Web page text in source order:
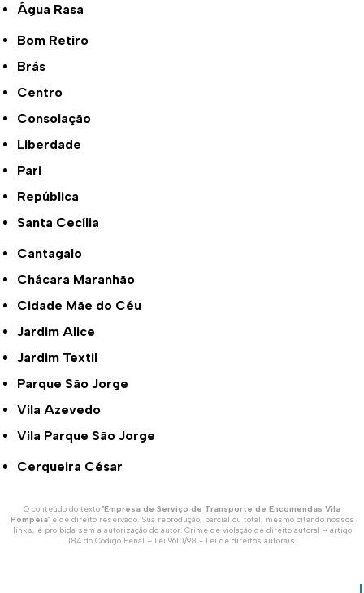
Água Rasa
Bom Retiro
Brás
Centro
Consolação
Liberdade
Pari
República
Santa Cecília
Cantagalo
Chácara Maranhão
Cidade Mãe do Céu
Jardim Alice
Jardim Textil
Parque São Jorge
Vila Azevedo
Vila Parque São Jorge
Cerqueira César
O conteúdo do texto "Empresa de Serviço de Transporte de Encomendas Vila
Pompeia" é de direito reservado. Sua reprodução, parcial ou total, mesmo citando nossos
links, é proibida sem a autorização do autor. Crime de violação de direito autoral – artigo
184 do Código Penal – Lei 9610/98 - Lei de direitos autorais.